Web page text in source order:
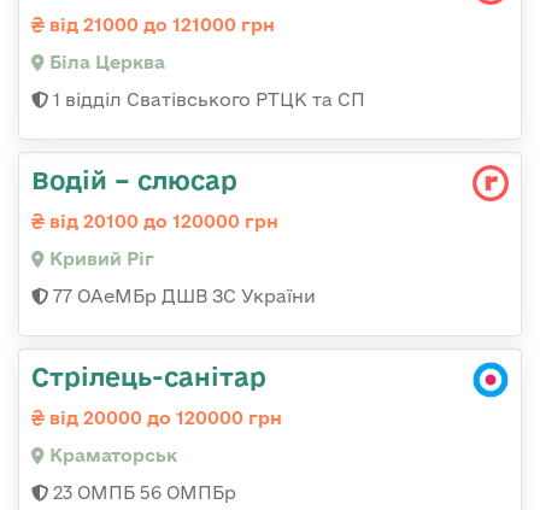
від 21000 до 121000 грн
Біла Церква
1 відділ Сватівського РТЦК та СП
Водій – слюсар
від 20100 до 120000 грн
Кривий Ріг
77 ОАеМБр ДШВ ЗС України
Стрілець-санітар
від 20000 до 120000 грн
Краматорськ
23 ОМПБ 56 ОМПБр